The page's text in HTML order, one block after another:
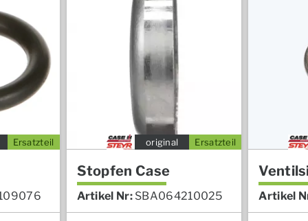
Ersatzteil Ersatzteil
original
Stopfen Case
Artikel Nr: SBA064210025 Artikel